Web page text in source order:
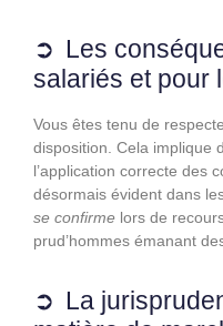
Les
salariés et pour
Vous êtes tenu de
disposition. Cela implique
l’application correcte des
désormais évident dans
se confirme lors de
prud’hommes émanant
La